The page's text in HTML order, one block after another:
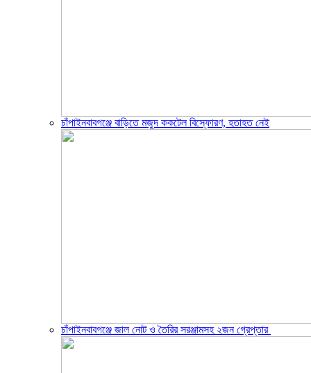
চাঁপাইনবাবগঞ্জে বাড়িতে মজুদ ককটেল বিস্ফোরণ, হতাহত নেই
চাঁপাইনবাবগঞ্জে জাল নোট ও তৈরির সরঞ্জামসহ ২জন গ্রেপ্তার